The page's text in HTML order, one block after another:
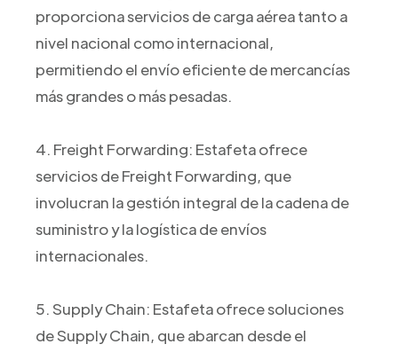
proporciona servicios de carga aérea tanto a
nivel nacional como internacional,
permitiendo el envío eficiente de mercancías
más grandes o más pesadas.
4. Freight Forwarding: Estafeta ofrece
servicios de Freight Forwarding, que
involucran la gestión integral de la cadena de
suministro y la logística de envíos
internacionales.
5. Supply Chain: Estafeta ofrece soluciones
de Supply Chain, que abarcan desde el